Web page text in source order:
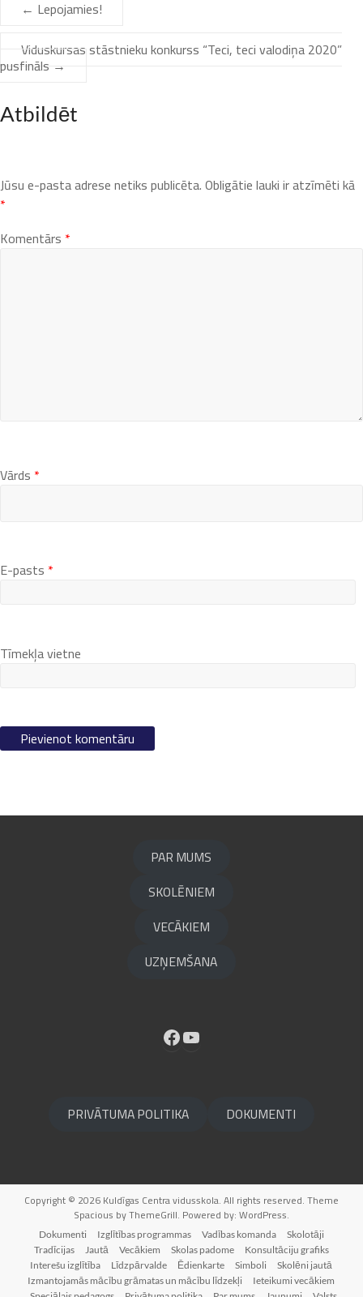
← Lepojamies!
Viduskursas stāstnieku konkurss “Teci, teci valodiņa 2020”
pusfināls →
Atbildēt
Jūsu e-pasta adrese netiks publicēta.Obligātie lauki ir atzīmēti kā
*
Komentārs *
Vārds *
E-pasts *
Tīmekļa vietne
PAR MUMS
SKOLĒNIEM
VECĀKIEM
UZŅEMŠANA
Facebook
YouTube
PRIVĀTUMA POLITIKA DOKUMENTI
Copyright © 2026Kuldīgas Centra vidusskola. All rights reserved. Theme
Spacious by ThemeGrill. Powered by:WordPress.
Dokumenti Izglītības programmas Vadības komanda
Skolotāji
Tradīcijas
Jautā Vecākiem Skolas padome
Konsultāciju grafiks
Interešu izglītība
Līdzpārvalde Ēdienkarte Simboli
Skolēni jautā
Izmantojamās mācību grāmatas un mācību līdzekļi
Ieteikumi vecākiem